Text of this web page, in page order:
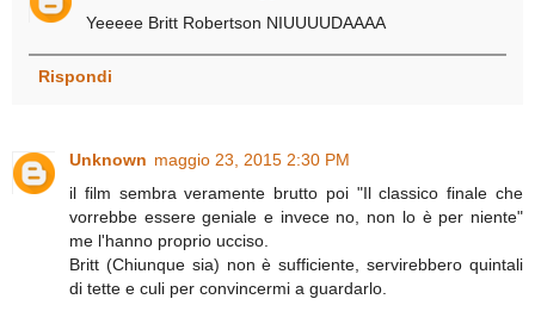
Yeeeee Britt Robertson NIUUUUDAAAA
Rispondi
Unknown maggio 23, 2015 2:30 PM
il film sembra veramente brutto poi "Il classico finale che
vorrebbe essere geniale e invece no, non lo è per niente"
me l'hanno proprio ucciso.
Britt (Chiunque sia) non è sufficiente, servirebbero quintali
di tette e culi per convincermi a guardarlo.